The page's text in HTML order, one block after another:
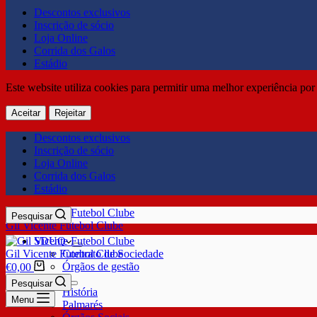
Descontos exclusivos
Inscrição de sócio
Loja Online
Corrida dos Galos
Estádio
Este website utiliza cookies para permitir uma melhor experiência
Aceitar Rejeitar
Descontos exclusivos
Inscrição de sócio
Loja Online
Corrida dos Galos
Estádio
Gil Vicente Futebol Clube
Pesquisar
SDUQ
Contrato de Sociedade
Órgãos de gestão
Clube
História
Palmarés
Gil Vicente Futebol Clube
€0,00
Pesquisar
Menu